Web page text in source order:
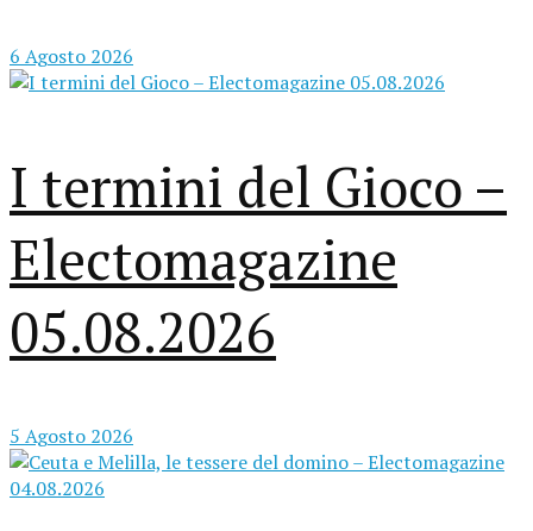
6 Agosto 2026
I termini del Gioco –
Electomagazine
05.08.2026
5 Agosto 2026